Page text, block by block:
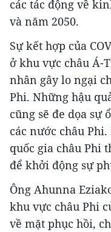
các tác động về
và năm 2050.
Sự kết hợp của
ở khu vực châu Á-
nhân gây lo ngại
Phi. Những hậu
cũng sẽ đe dọa
các nước châu
quốc gia châu Phi
để khởi động sự
Ông Ahunna
khu vực châu Phi
về mặt phục hồi,